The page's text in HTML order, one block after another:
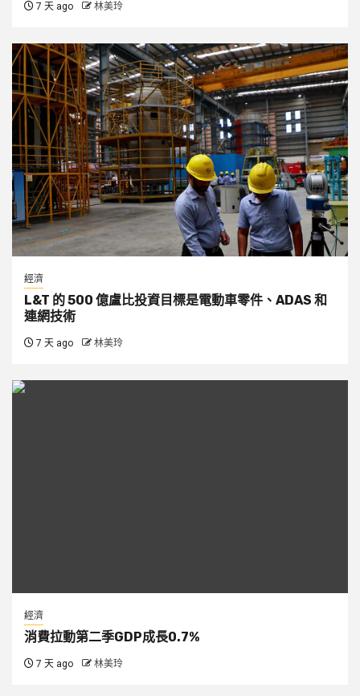
7 天 ago 林美玲
經濟
L&T 的 500 億盧比投資目標是電動車零件、ADAS 和
連網技術
7 天 ago 林美玲
經濟
消費拉動第二季GDP成長0.7%
7 天 ago 林美玲